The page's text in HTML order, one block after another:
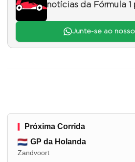
notícias da Fórmula
Junte-se ao nosso
Próxima Corrida
GP da Holanda
Zandvoort